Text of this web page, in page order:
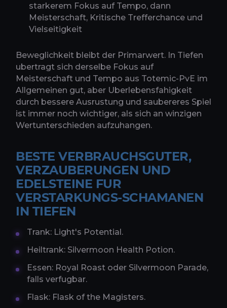
starkerem Fokus auf Tempo, dann
Meisterschaft, Kritische Trefferchance und
Vielseitigkeit
Beweglichkeit bleibt der Primarwert. In Tiefen
ubertragt sich derselbe Fokus auf
Meisterschaft und Tempo aus Totemic-PvE im
Allgemeinen gut, aber Uberlebensfahigkeit
durch bessere Ausrustung und saubereres Spiel
ist immer noch wichtiger, als sich an winzigen
Wertunterschieden aufzuhangen.
BESTE VERBRAUCHSGUTER,
VERZAUBERUNGEN UND
EDELSTEINE FUR
VERSTARKUNGS-SCHAMANEN
IN TIEFEN
Trank: Light's Potential.
Heiltrank: Silvermoon Health Potion.
Essen: Royal Roast oder Silvermoon Parade,
falls verfugbar.
Flask: Flask of the Magisters.